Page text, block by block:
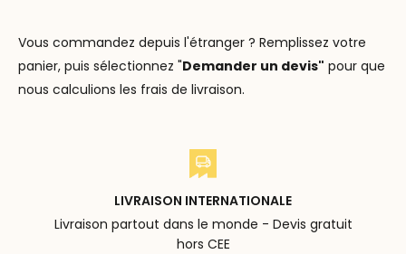
Vous commandez depuis l'étranger ? Remplissez votre
panier, puis sélectionnez "Demander un devis" pour que
nous calculions les frais de livraison.
LIVRAISON INTERNATIONALE
Livraison partout dans le monde - Devis gratuit
hors CEE